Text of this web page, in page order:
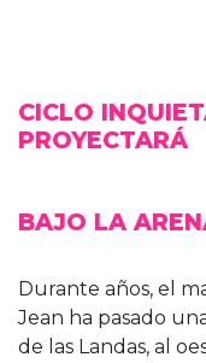
CICLO
PROYECTARÁ
BAJO LA
Durante años, el
Jean ha pasado
de las Landas, al